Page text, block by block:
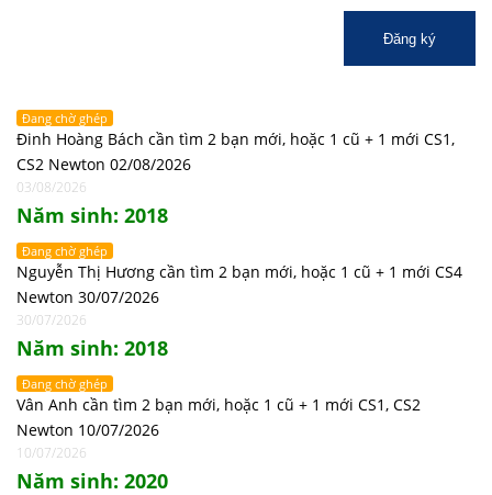
Đăng ký
Đang chờ ghép
Đinh Hoàng Bách cần tìm 2 bạn mới, hoặc 1 cũ + 1 mới CS1,
CS2 Newton 02/08/2026
03/08/2026
Năm sinh: 2018
Đang chờ ghép
Nguyễn Thị Hương cần tìm 2 bạn mới, hoặc 1 cũ + 1 mới CS4
Newton 30/07/2026
30/07/2026
Năm sinh: 2018
Đang chờ ghép
Vân Anh cần tìm 2 bạn mới, hoặc 1 cũ + 1 mới CS1, CS2
Newton 10/07/2026
10/07/2026
Năm sinh: 2020